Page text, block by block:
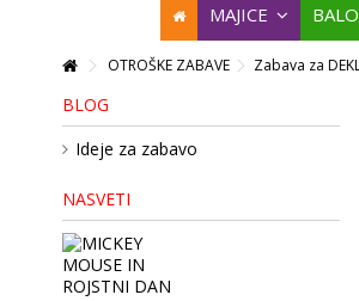
MAJICE
OTROŠKE ZABAVE Zabava za
BLOG
Ideje za zabavo
NASVETI